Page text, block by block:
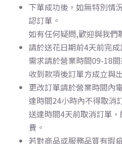
下單成功後，如無特別情
認訂單。
如有任何疑問,歡迎與我們
請於送花日期前4天前完成
需求請於營業時間09-18
收到款項後訂單方成立與
更改訂單請於營業時間內
達時間24小時內不得取消
送達時間4天前取消訂單
費。
若對商品或服務品質有瑕